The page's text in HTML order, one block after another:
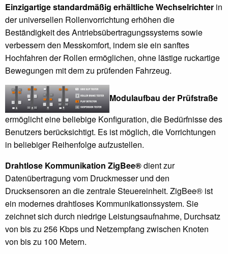
Einzigartige standardmäßig erhältliche Wechselrichter in
der universellen Rollenvorrichtung erhöhen die
Beständigkeit des Antriebsübertragungssystems sowie
verbessern den Messkomfort, indem sie ein sanftes
Hochfahren der Rollen ermöglichen, ohne lästige ruckartige
Bewegungen mit dem zu prüfenden Fahrzeug.
Modulaufbau der Prüfstraße
ermöglicht eine beliebige Konfiguration, die Bedürfnisse des
Benutzers berücksichtigt. Es ist möglich, die Vorrichtungen
in beliebiger Reihenfolge aufzustellen.
Drahtlose Kommunikation ZigBee®dient zur
Datenübertragung vom Druckmesser und den
Drucksensoren an die zentrale Steuereinheit. ZigBee® ist
ein modernes drahtloses Kommunikationssystem. Sie
zeichnet sich durch niedrige Leistungsaufnahme, Durchsatz
von bis zu 256 Kbps und Netzempfang zwischen Knoten
von bis zu 100 Metern.